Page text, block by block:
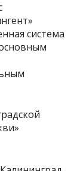
система